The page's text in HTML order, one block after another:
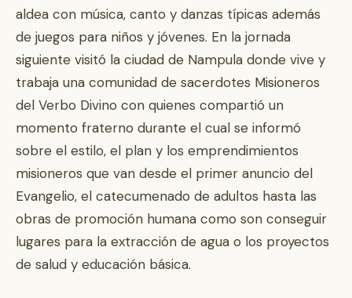
aldea con música, canto y danzas típicas además
de juegos para niños y jóvenes. En la jornada
siguiente visitó la ciudad de Nampula donde vive y
trabaja una comunidad de sacerdotes Misioneros
del Verbo Divino con quienes compartió un
momento fraterno durante el cual se informó
sobre el estilo, el plan y los emprendimientos
misioneros que van desde el primer anuncio del
Evangelio, el catecumenado de adultos hasta las
obras de promoción humana como son conseguir
lugares para la extracción de agua o los proyectos
de salud y educación básica.